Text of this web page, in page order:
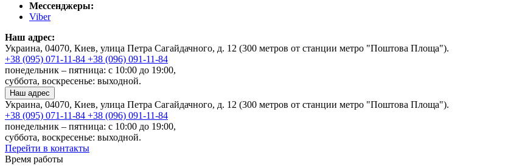
Мессенджеры:
Viber
Наш адрес:
Украина, 04070, Киев, улица Петра Сагайдачного, д. 12 (300 метров от станции метро "Поштова Площа").
+38 (095) 071-11-84 +38 (096) 091-11-84
понедельник – пятница: с 10:00 до 19:00,
суббота, воскресенье: выходной.
Наш адрес
Украина, 04070, Киев, улица Петра Сагайдачного, д. 12 (300 метров от станции метро "Поштова Площа").
+38 (095) 071-11-84 +38 (096) 091-11-84
понедельник – пятница: с 10:00 до 19:00,
суббота, воскресенье: выходной.
Перейти в контакты
Время работы